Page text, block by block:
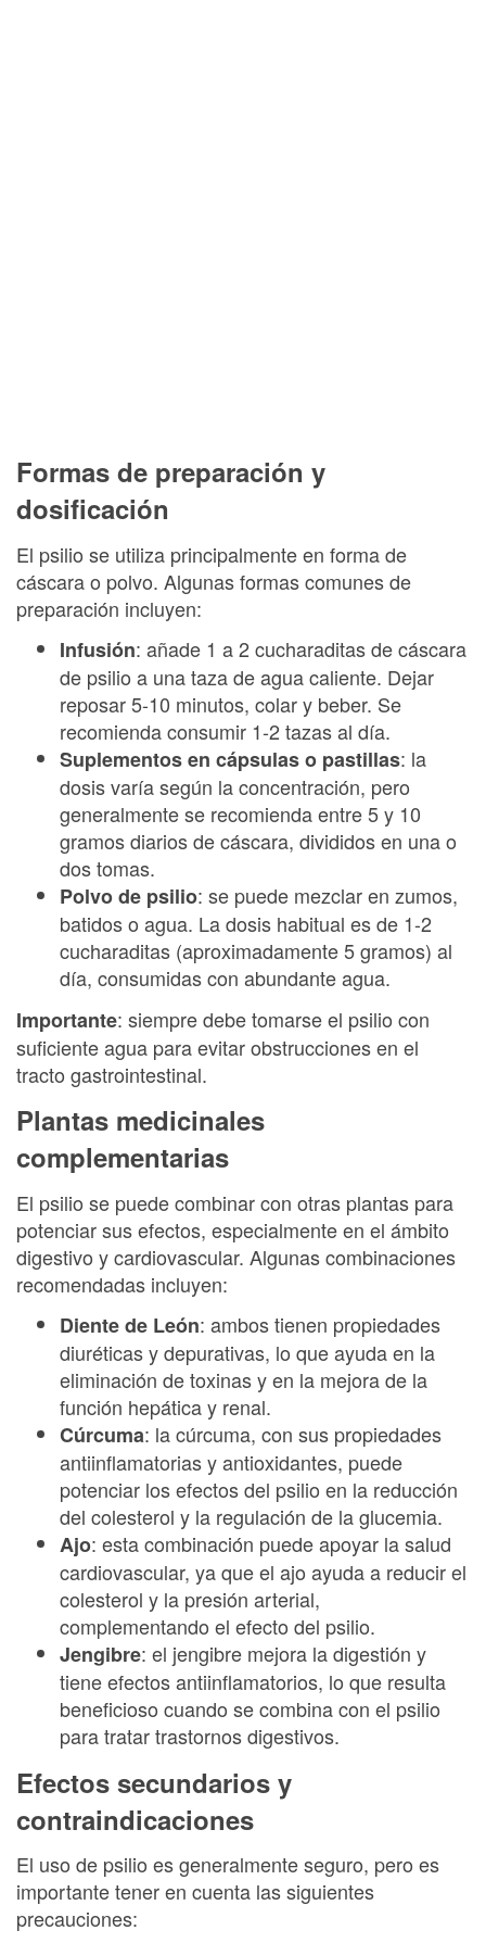
Formas de preparación y
dosificación
El psilio se utiliza principalmente en forma de
cáscara o polvo. Algunas formas comunes de
preparación incluyen:
Infusión: añade 1 a 2 cucharaditas de cáscara
de psilio a una taza de agua caliente. Dejar
reposar 5-10 minutos, colar y beber. Se
recomienda consumir 1-2 tazas al día.
Suplementos en cápsulas o pastillas: la
dosis varía según la concentración, pero
generalmente se recomienda entre 5 y 10
gramos diarios de cáscara, divididos en una o
dos tomas.
Polvo de psilio: se puede mezclar en zumos,
batidos o agua. La dosis habitual es de 1-2
cucharaditas (aproximadamente 5 gramos) al
día, consumidas con abundante agua.
Importante: siempre debe tomarse el psilio con
suficiente agua para evitar obstrucciones en el
tracto gastrointestinal.
Plantas medicinales
complementarias
El psilio se puede combinar con otras plantas para
potenciar sus efectos, especialmente en el ámbito
digestivo y cardiovascular. Algunas combinaciones
recomendadas incluyen:
Diente de León: ambos tienen propiedades
diuréticas y depurativas, lo que ayuda en la
eliminación de toxinas y en la mejora de la
función hepática y renal.
Cúrcuma: la cúrcuma, con sus propiedades
antiinflamatorias y antioxidantes, puede
potenciar los efectos del psilio en la reducción
del colesterol y la regulación de la glucemia.
Ajo: esta combinación puede apoyar la salud
cardiovascular, ya que el ajo ayuda a reducir el
colesterol y la presión arterial,
complementando el efecto del psilio.
Jengibre: el jengibre mejora la digestión y
tiene efectos antiinflamatorios, lo que resulta
beneficioso cuando se combina con el psilio
para tratar trastornos digestivos.
Efectos secundarios y
contraindicaciones
El uso de psilio es generalmente seguro, pero es
importante tener en cuenta las siguientes
precauciones: